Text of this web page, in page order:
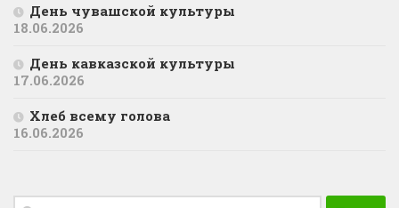
День чувашской культуры
18.06.2026
День кавказской культуры
17.06.2026
Хлеб всему голова
16.06.2026